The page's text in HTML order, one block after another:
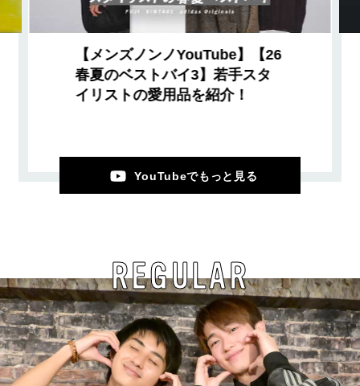
【メンズノンノYouTube】【26
春夏のベストバイ3】若手スタ
イリストの愛用品を紹介！
YouTubeでもっと見る
REGULAR